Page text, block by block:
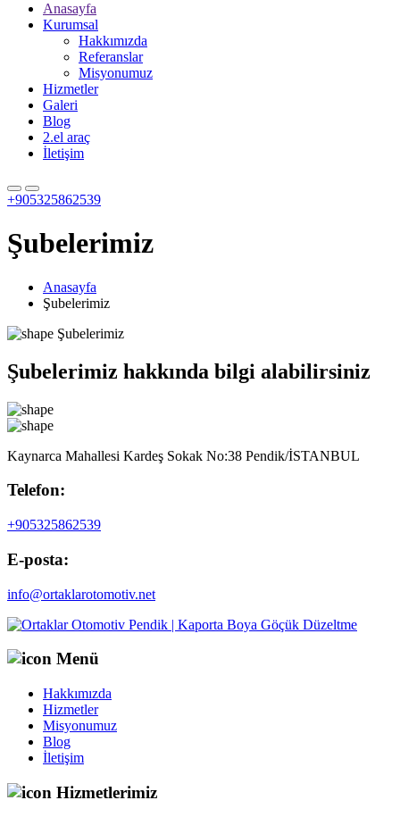
Anasayfa
Kurumsal
Hakkımızda
Referanslar
Misyonumuz
Hizmetler
Galeri
Blog
2.el araç
İletişim
+905325862539
Şubelerimiz
Anasayfa
Şubelerimiz
Şubelerimiz
Şubelerimiz hakkında bilgi alabilirsiniz
Kaynarca Mahallesi Kardeş Sokak No:38 Pendik/İSTANBUL
Telefon:
+905325862539
E-posta:
info@ortaklarotomotiv.net
Menü
Hakkımızda
Hizmetler
Misyonumuz
Blog
İletişim
Hizmetlerimiz